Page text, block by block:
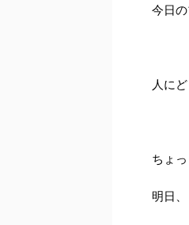
今日
人に
ちょ
明日